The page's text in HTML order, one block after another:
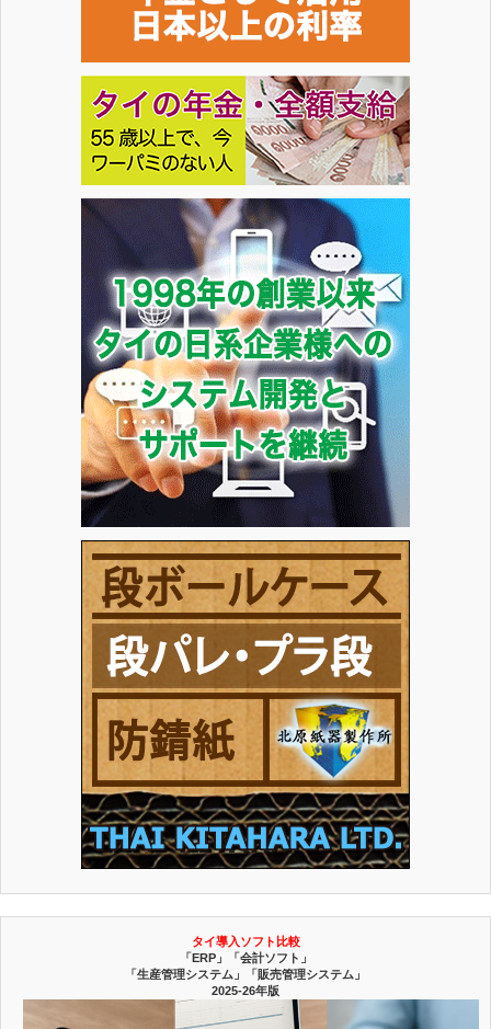
タイ導入ソフト比較
「ERP」「会計ソフト」
「生産管理システム」「販売管理システム」
2025-26年版